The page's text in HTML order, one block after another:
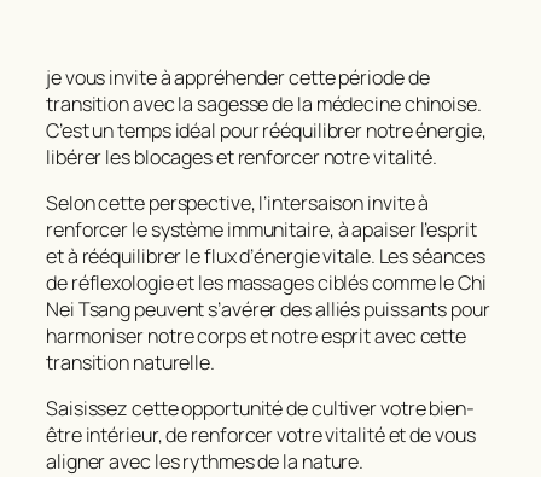
je vous invite à appréhender cette période de
transition avec la sagesse de la médecine chinoise.
C’est un temps idéal pour rééquilibrer notre énergie,
libérer les blocages et renforcer notre vitalité.
Selon cette perspective, l’intersaison invite à
renforcer le système immunitaire, à apaiser l’esprit
et à rééquilibrer le flux d’énergie vitale. Les séances
de réflexologie et les massages ciblés comme le Chi
Nei Tsang peuvent s’avérer des alliés puissants pour
harmoniser notre corps et notre esprit avec cette
transition naturelle.
Saisissez cette opportunité de cultiver votre bien-
être intérieur, de renforcer votre vitalité et de vous
aligner avec les rythmes de la nature.